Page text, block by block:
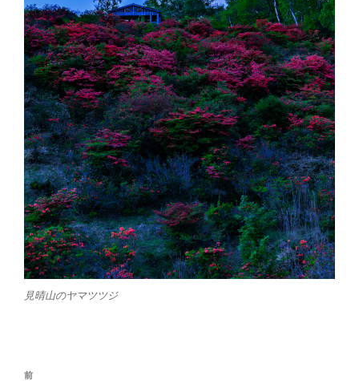
見晴山のヤマツツジ
投
前
前